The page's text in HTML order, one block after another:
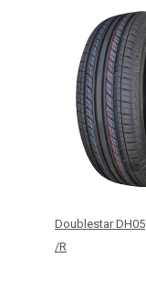
Doublestar DH05
/R